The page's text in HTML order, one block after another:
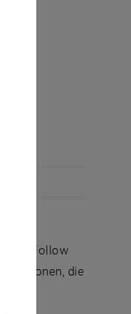
"Follow
Personen, die